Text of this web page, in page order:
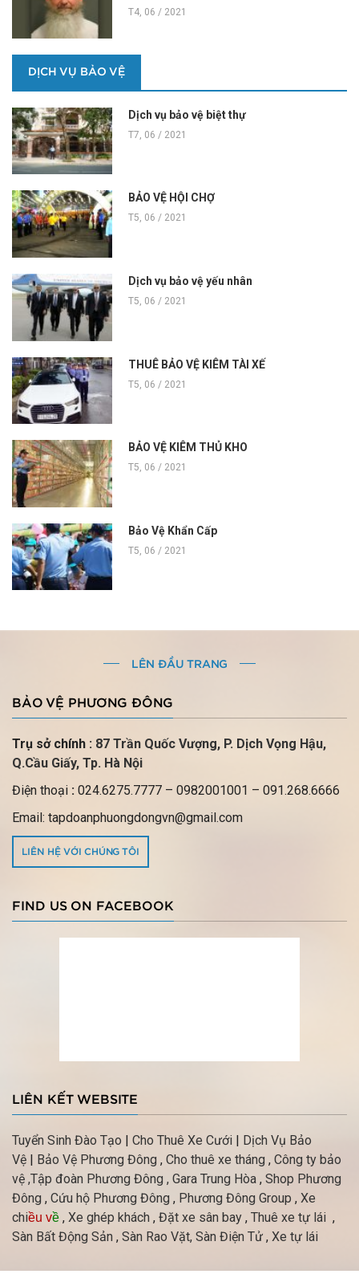
T4, 06 / 2021
DỊCH VỤ BẢO VỆ
Dịch vụ bảo vệ biệt thự
T7, 06 / 2021
BẢO VỆ HỘI CHỢ
T5, 06 / 2021
Dịch vụ bảo vệ yếu nhân
T5, 06 / 2021
THUÊ BẢO VỆ KIÊM TÀI XẾ
T5, 06 / 2021
BẢO VỆ KIÊM THỦ KHO
T5, 06 / 2021
Bảo Vệ Khẩn Cấp
T5, 06 / 2021
LÊN ĐẦU TRANG
BẢO VỆ PHƯƠNG ĐÔNG
Trụ sở chính : 87 Trần Quốc Vượng, P. Dịch Vọng Hậu,
Q.Cầu Giấy, Tp. Hà Nội
Điện thoại : 024.6275.7777 – 0982001001 – 091.268.6666
Email: tapdoanphuongdongvn@gmail.com
LIÊN HỆ VỚI CHÚNG TÔI
FIND US ON FACEBOOK
LIÊN KẾT WEBSITE
Tuyển Sinh Đào Tạo Cho Thuê Xe Cưới
Dịch Vụ Bảo
Vệ
Bảo Vệ Phương Đông , Cho thuê xe tháng , Công ty bảo
vệ ,Tập đoàn Phương Đông , Gara Trung Hòa , Shop Phương
Đông , Cứu hộ Phương Đông , Phương Đông Group , Xe
chiều về , Xe ghép khách , Đặt xe sân bay , Thuê xe tự lái ,
Sàn Bất Động Sản , Sàn Rao Vặt, Sàn Điện Tử , Xe tự lái